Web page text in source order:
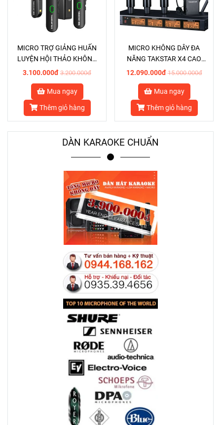
MICRO TRỢ GIẢNG HUẤN
LUYỆN HỘI THẢO KHÔNG
DÂY TAKSTAR WTG600
3.100.000đ 3.200.000đ
Mua ngay
Thêm giỏ hàng
MICRO KHÔNG DÂY ĐA
NĂNG TAKSTAR X4 CAO
CẤP
12.090.000đ 15.000.000đ
Mua ngay
Thêm giỏ hàng
DÀN KARAOKE CHUẨN